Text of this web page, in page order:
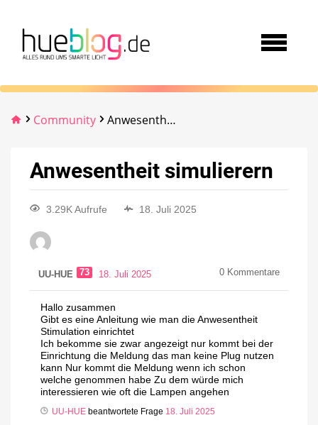
Community Anwesentheit simulierern
Anwesentheit simulierern
3.29K Aufrufe 18. Juli 2025
UU-HUE 73 18. Juli 2025 0 Kommentare
Hallo zusammen
Gibt es eine Anleitung wie man die Anwesentheit
Stimulation einrichtet
Ich bekomme sie zwar angezeigt nur kommt bei der
Einrichtung die Meldung das man keine Plug nutzen
kann Nur kommt die Meldung wenn ich schon
welche genommen habe Zu dem würde mich
interessieren wie oft die Lampen angehen
UU-HUE beantwortete Frage 18. Juli 2025